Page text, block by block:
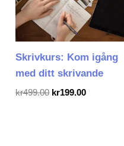
Skrivkurs: Kom igång
med ditt skrivande
kr499.00 kr199.00